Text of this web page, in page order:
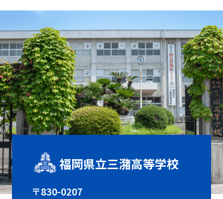
福岡県立三潴高等学校
〒830-0207